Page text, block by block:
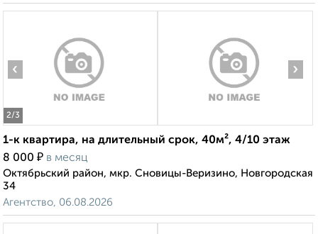
2/3
‹ ›
1-к квартира, на длительный срок, 40м², 4/10 этаж
8 000 ₽ в месяц
Октябрьский район, мкр. Сновицы-Веризино, Новгородская
34
Агентство, 06.08.2026